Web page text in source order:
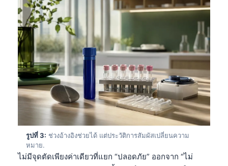
รูปที่ 3: ช่วงอ้างอิงช่วยได้ แต่ประวัติการสัมผัสเปลี่ยนความ
หมาย.
ไม่มีจุดตัดเพียงค่าเดียวที่แยก “ปลอดภัย” ออกจาก “ไม่